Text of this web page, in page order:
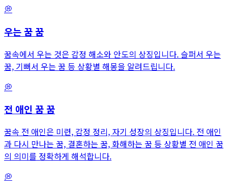
💭
우는 꿈 꿈
꿈속에서 우는 것은 감정 해소와 안도의 상징입니다. 슬퍼서 우는
꿈, 기뻐서 우는 꿈 등 상황별 해몽을 알려드립니다.
💭
전 애인 꿈 꿈
꿈속 전 애인은 미련, 감정 정리, 자기 성장의 상징입니다. 전 애인
과 다시 만나는 꿈, 결혼하는 꿈, 화해하는 꿈 등 상황별 전 애인 꿈
의 의미를 정확하게 해석합니다.
💭